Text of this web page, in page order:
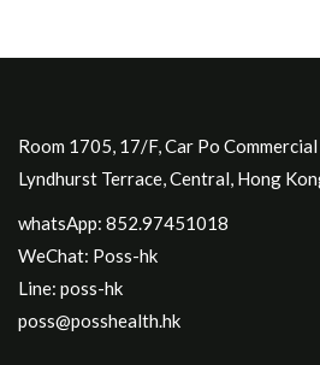
Room 1705, 17/F, Car Po
Lyndhurst Terrace, Central, Hong
whatsApp: 852.97451018
WeChat: Poss-hk
Line: poss-hk
poss@posshealth.hk